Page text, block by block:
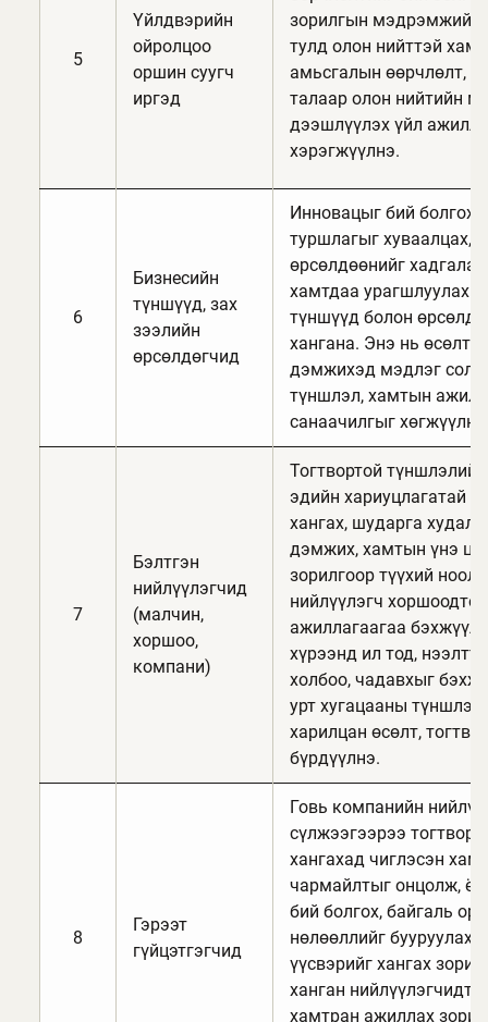
5
Үйлдвэрийн
ойролцоо
оршин суугч
иргэд
зорилгын мэдрэмжийг
тулд олон нийттэй
амьсгалын өөрчлөлт,
талаар олон нийтийн
дээшлүүлэх үйл
хэрэгжүүлнэ.
6
Бизнесийн
түншүүд, зах
зээлийн
өрсөлдөгчид
Инновацыг бий болгох,
туршлагыг хуваалцах,
өрсөлдөөнийг
хамтдаа
түншүүд болон
хангана. Энэ нь өсөлт,
дэмжихэд мэдлэг
түншлэл, хамтын
санаачилгыг
7
Бэлтгэн
нийлүүлэгчид
(малчин,
хоршоо,
компани)
Тогтвортой
эдийн хариуцлагатай
хангах, шударга
дэмжих, хамтын үнэ
зорилгоор түүхий
нийлүүлэгч
ажиллагаагаа
хүрээнд ил тод,
холбоо, чадавхыг
урт хугацааны
харилцан өсөлт,
бүрдүүлнэ.
8
Гэрээт
гүйцэтгэгчид
Говь компанийн
сүлжээгээрээ
хангахад чиглэсэн
чармайлтыг онцолж, ёс
бий болгох, байгаль
нөлөөллийг бууруулах,
үүсвэрийг хангах
ханган
хамтран ажиллах